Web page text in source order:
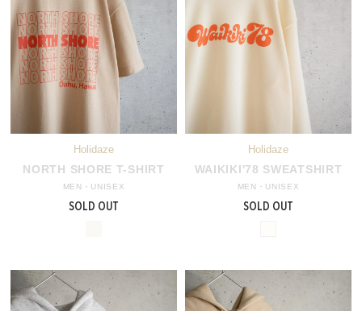
NORTH SHORE T-SHIRT
MEN・UNISEX
SOLD OUT
WAIKIKI'78 SWEATSHIRT
MEN・UNISEX
SOLD OUT